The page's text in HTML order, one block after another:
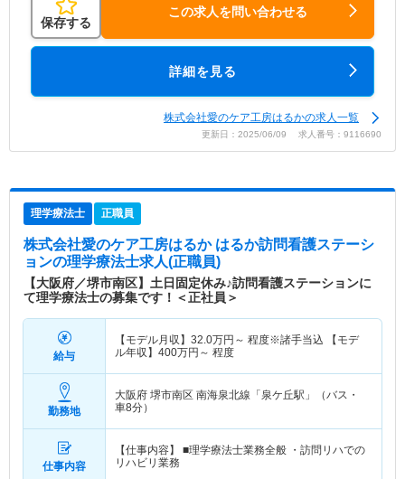
保存する
この求人を問い合わせる
詳細を見る
株式会社愛のケア工房はるかの求人一覧
更新日：2025/06/09 求人番号：9116690
理学療法士 正職員
株式会社愛のケア工房はるか はるか訪問看護ステーシ
ョンの理学療法士求人(正職員)
【大阪府／堺市南区】土日固定休み♪訪問看護ステーションに
て理学療法士の募集です！＜正社員＞
給与
【モデル月収】 32.0万円～ 程度※諸手当込 【モデ
ル年収】 400万円～ 程度
勤務地
大阪府 堺市南区 南海泉北線「泉ケ丘駅」（バス・
車8分）
仕事内容
【仕事内容】 ■理学療法士業務全般 ・訪問リハでの
リハビリ業務